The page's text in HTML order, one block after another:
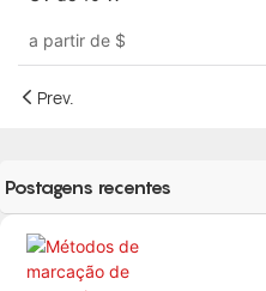
a partir de $
Prev.
Postagens recentes